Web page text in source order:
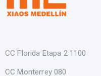
CC Florida Etapa 2 1100
CC Monterrey 080